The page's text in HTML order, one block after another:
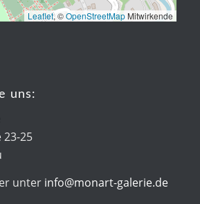
Leaflet, ©OpenStreetMap Mitwirkende
uns:
23-25
unter info@monart-galerie.de